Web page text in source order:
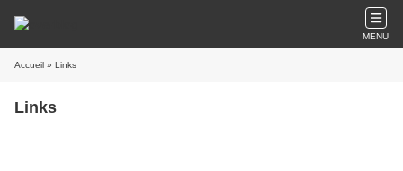
MENU
Accueil » Links
Links